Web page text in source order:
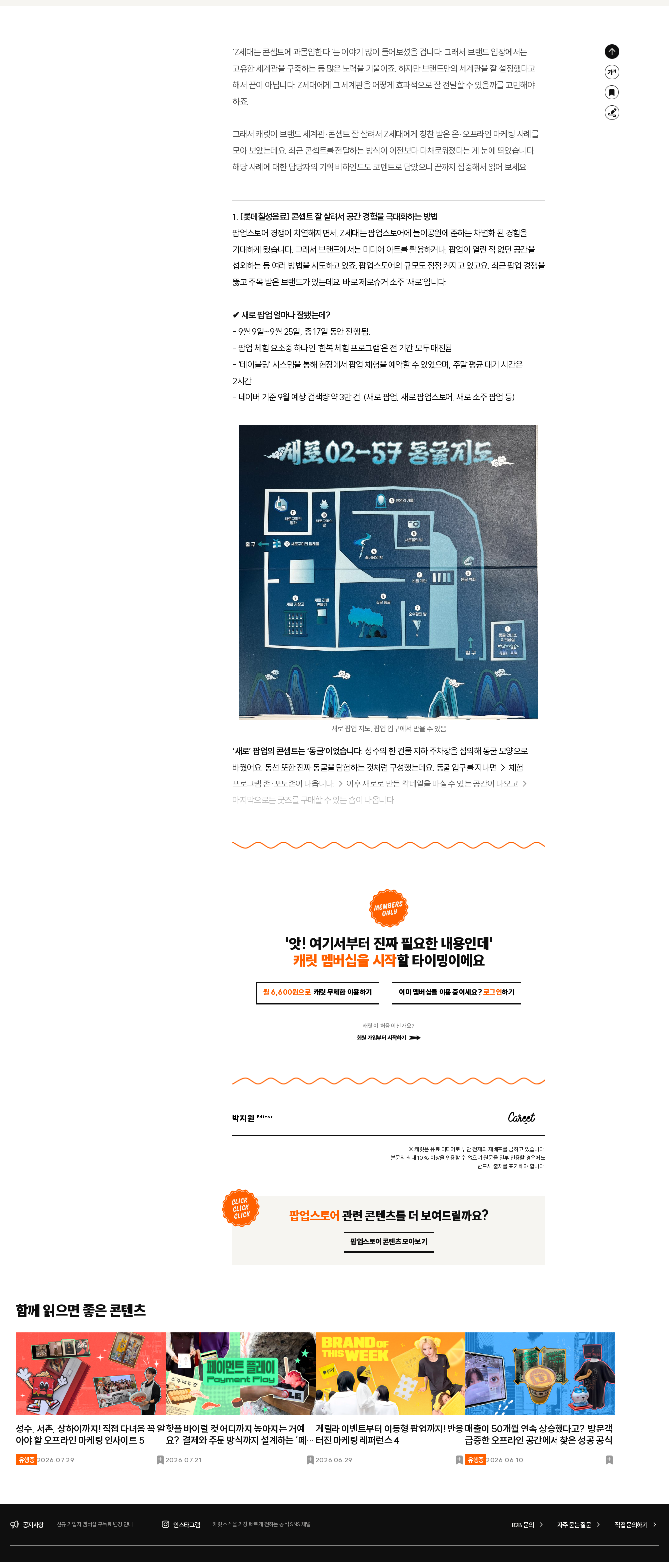
‘Z세대는 콘셉트에 과몰입한다.’는 이야기 많이 들어보셨을 겁니다. 그래서 브랜드 입장에서는
고유한 세계관을 구축하는 등 많은 노력을 기울이죠. 하지만 브랜드만의 세계관을 잘 설정했다고
해서 끝이 아닙니다. Z세대에게 그 세계관을 어떻게 효과적으로 잘 전달할 수 있을까를 고민해야
하죠.
그래서 캐릿이 브랜드 세계관·콘셉트 잘 살려서 Z세대에게 칭찬 받은 온·오프라인 마케팅 사례를
모아 보았는데요. 최근 콘셉트를 전달하는 방식이 이전보다 다채로워졌다는 게 눈에 띄었습니다.
해당 사례에 대한 담당자의 기획 비하인드도 코멘트로 담았으니 끝까지 집중해서 읽어 보세요.
1. [롯데칠성음료] 콘셉트 잘 살려서 공간 경험을 극대화하는 방법
팝업스토어 경쟁이 치열해지면서, Z세대는 팝업스토어에 놀이공원에 준하는 차별화 된 경험을
기대하게 됐습니다. 그래서 브랜드에서는 미디어 아트를 활용하거나, 팝업이 열린 적 없던 공간을
섭외하는 등 여러 방법을 시도하고 있죠. 팝업스토어의 규모도 점점 커지고 있고요. 최근 팝업 경쟁을
뚫고 주목 받은 브랜드가 있는데요. 바로 제로슈거 소주 ‘새로’입니다.
✔ 새로 팝업 얼마나 잘됐는데?
- 9월 9일~9월 25일, 총 17일 동안 진행 됨.
- 팝업 체험 요소중 하나인 ‘한복 체험 프로그램’은 전 기간 모두 매진됨.
- ‘테이블링’ 시스템을 통해 현장에서 팝업 체험을 예약할 수 있었으며, 주말 평균 대기 시간은
2시간.
- 네이버 기준 9월 예상 검색량 약 3만 건. (새로 팝업, 새로 팝업스토어, 새로 소주 팝업 등)
새로 팝업 지도, 팝업 입구에서 받을 수 있음
‘새로’ 팝업의 콘셉트는 ‘동굴’이었습니다. 성수의 한 건물 지하 주차장을 섭외해 동굴 모양으로
바꿨어요. 동선 또한 진짜 동굴을 탐험하는 것처럼 구성했는데요. 동굴 입구를 지나면 → 체험
프로그램 존·포토존이 나옵니다. → 이후 새로로 만든 칵테일을 마실 수 있는 공간이 나오고 →
마지막으로는 굿즈를 구매할 수 있는 숍이 나옵니다.
'앗! 여기서부터 진짜 필요한 내용인데'
캐릿 멤버십을 시작할 타이밍이에요
월 6,600원으로 캐릿 무제한 이용하기 이미 멤버십을 이용 중이세요?로그인하기
캐릿이 처음이신가요?
회원 가입부터 시작하기
박지원
※ 캐릿은 유료 미디어로 무단 전재와 재배포를 금하고 있습니다.
본문의 최대 10% 이상을 인용할 수 없으며 원문을 일부 인용할 경우에도
반드시 출처를 표기해야 합니다.
팝업스토어 관련 콘텐츠를 더 보여드릴까요?
팝업스토어 콘텐츠 모아보기
위
로
가
기
글
자
크
기
북
마
형
함께 읽으면 좋은 콘텐츠
유행중 2026.07.29
북
성수, 서촌, 상하이까지! 직접 다녀옴 꼭 알
아야 할 오프라인 마케팅 인사이트 5
2026.07.21
북
핫플 바이럴 컷 어디까지 높아지는 거예
요? 결제와 주문 방식까지 설계하는 ‘페이
2026.06.29
북
게릴라 이벤트부터 이동형 팝업까지! 반응
터진 마케팅 레퍼런스 4
유행중 2026.06.10
북
매출이 50개월 연속 상승했다고? 방문객
급증한 오프라인 공간에서 찾은 성공 공식
공지사항 신규 가입자 멤버십 구독료 변경 안내 인스타그램 캐릿 소식을 가장 빠르게 전하는 공식 SNS 채널 B2B 문의 자주 묻는 질문 직접 문의하기